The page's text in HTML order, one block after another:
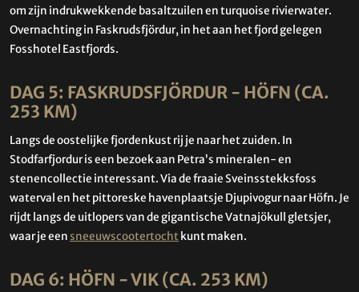
om zijn indrukwekkende basaltzuilen en turquoise rivierwater.
Overnachting in Faskrudsfjördur, in het aan het fjord gelegen
Fosshotel Eastfjords.
DAG 5: FASKRUDSFJÖRDUR - HÖFN (CA.
253 KM)
Langs de oostelijke fjordenkust rij je naar het zuiden. In
Stodfarfjordur is een bezoek aan Petra’s mineralen- en
stenencollectie interessant. Via de fraaie Sveinsstekksfoss
waterval en het pittoreske havenplaatsje Djupivogur naar Höfn. Je
rijdt langs de uitlopers van de gigantische Vatnajökull gletsjer,
waar je eensneeuwscootertocht kunt maken.
DAG 6: HÖFN - VIK (CA. 253 KM)